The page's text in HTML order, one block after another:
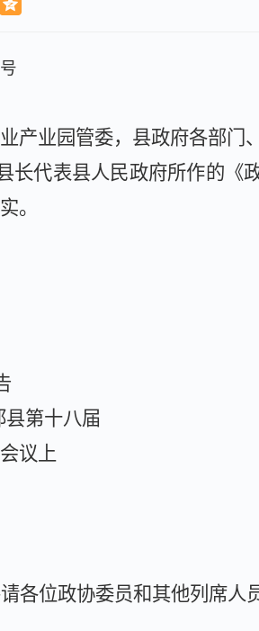
号
产业园管委，县政府各部门
长代表县人民政府所作的《
。
县第十八届
议上
各位政协委员和其他列席人